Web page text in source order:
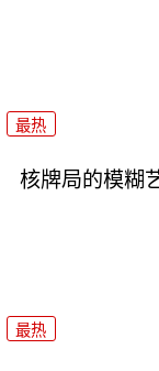
最热
核牌局的模糊
最热